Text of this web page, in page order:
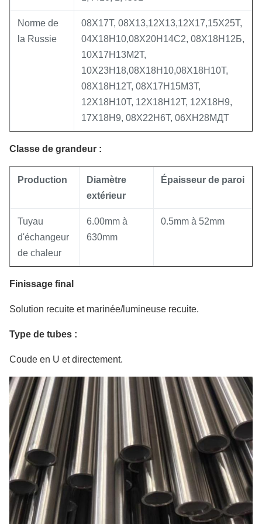
Norme de
la Russie
08Х17Т, 08Х13,12Х13,12Х17,15Х25Т,
04Х18Н10,08Х20Н14С2, 08Х18Н12Б,
10Х17Н13М2Т,
10Х23Н18,08Х18Н10,08Х18Н10Т,
08Х18Н12Т, 08Х17Н15М3Т,
12Х18Н10Т, 12Х18Н12Т, 12Х18Н9,
17Х18Н9, 08Х22Н6Т, 06ХН28МДТ
Classe de grandeur :
Production
Diamètre
extérieur
Épaisseur de paroi
Tuyau
d'échangeur
de chaleur
6.00mm à
630mm
0.5mm à 52mm
Finissage final
Solution recuite et marinée/lumineuse recuite.
Type de tubes :
Coude en U et directement.